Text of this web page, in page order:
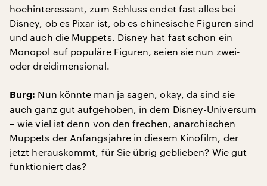
hochinteressant, zum Schluss endet fast alles bei
Disney, ob es Pixar ist, ob es chinesische Figuren sind
und auch die Muppets. Disney hat fast schon ein
Monopol auf populäre Figuren, seien sie nun zwei-
oder dreidimensional.
Burg: Nun könnte man ja sagen, okay, da sind sie
auch ganz gut aufgehoben, in dem Disney-Universum
– wie viel ist denn von den frechen, anarchischen
Muppets der Anfangsjahre in diesem Kinofilm, der
jetzt herauskommt, für Sie übrig geblieben? Wie gut
funktioniert das?